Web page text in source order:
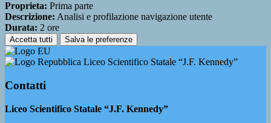
Proprieta: Prima parte
Descrizione: Analisi e profilazione navigazione utente
Durata: 2 ore
Accetta tutti Salva le preferenze
Liceo Scientifico Statale “J.F. Kennedy”
Contatti
Liceo Scientifico Statale “J.F. Kennedy”